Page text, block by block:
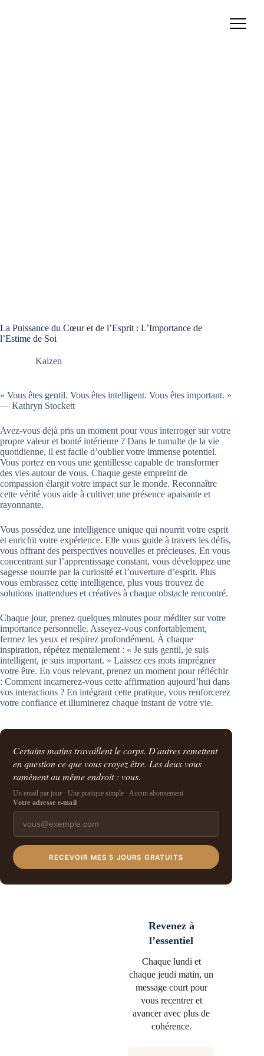
La Puissance du Cœur et de l’Esprit : L’Importance de
l’Estime de Soi
Kaizen
« Vous êtes gentil. Vous êtes intelligent. Vous êtes important. »
― Kathryn Stockett
Avez-vous déjà pris un moment pour vous interroger sur votre
propre valeur et bonté intérieure ? Dans le tumulte de la vie
quotidienne, il est facile d’oublier votre immense potentiel.
Vous portez en vous une gentillesse capable de transformer
des vies autour de vous. Chaque geste empreint de
compassion élargit votre impact sur le monde. Reconnaître
cette vérité vous aide à cultiver une présence apaisante et
rayonnante.
Vous possédez une intelligence unique qui nourrit votre esprit
et enrichit votre expérience. Elle vous guide à travers les défis,
vous offrant des perspectives nouvelles et précieuses. En vous
concentrant sur l’apprentissage constant, vous développez une
sagesse nourrie par la curiosité et l’ouverture d’esprit. Plus
vous embrassez cette intelligence, plus vous trouvez de
solutions inattendues et créatives à chaque obstacle rencontré.
Chaque jour, prenez quelques minutes pour méditer sur votre
importance personnelle. Asseyez-vous confortablement,
fermez les yeux et respirez profondément. À chaque
inspiration, répétez mentalement : « Je suis gentil, je suis
intelligent, je suis important. » Laissez ces mots imprégner
votre être. En vous relevant, prenez un moment pour réfléchir
: Comment incarnerez-vous cette affirmation aujourd’hui dans
vos interactions ? En intégrant cette pratique, vous renforcerez
votre confiance et illuminerez chaque instant de votre vie.
Certains matins travaillent le corps. D'autres remettent
en question ce que vous croyez être. Les deux vous
ramènent au même endroit : vous.
Un email par jour · Une pratique simple · Aucun abonnement
Votre adresse e-mail
RECEVOIR MES 5 JOURS GRATUITS
Revenez à
l’essentiel
Chaque lundi et
chaque jeudi matin, un
message court pour
vous recentrer et
avancer avec plus de
cohérence.